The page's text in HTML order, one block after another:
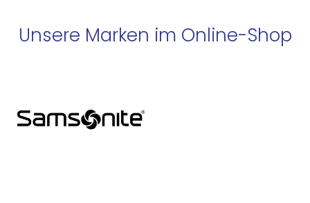
Unsere Marken im Online-Shop